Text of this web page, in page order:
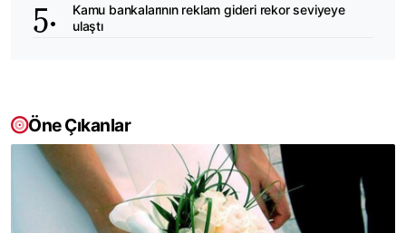
Kamu bankalarının reklam gideri rekor seviyeye
ulaştı
Öne Çıkanlar